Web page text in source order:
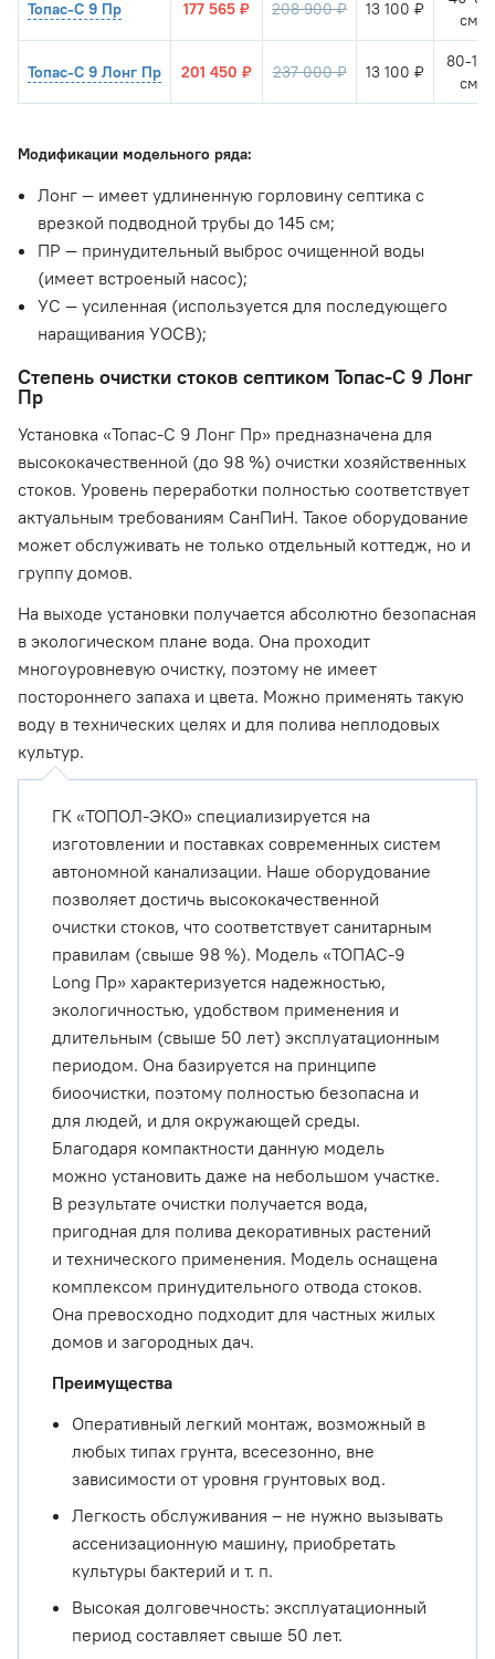
Топас-С 9 Пр 177 565 ₽ 208 900 ₽ 13 100 ₽
см.
Топас-С 9 Лонг Пр 201 450 ₽ 237 000 ₽ 13 100 ₽
80-140
см.
Модификации модельного ряда:
Лонг — имеет удлиненную горловину септика с
врезкой подводной трубы до 145 см;
ПР — принудительный выброс очищенной воды
(имеет встроеный насос);
УС — усиленная (используется для последующего
наращивания УОСВ);
Степень очистки стоков септиком Топас-С 9 Лонг
Пр
Установка «Топас-С 9 Лонг Пр» предназначена для
высококачественной (до 98 %) очистки хозяйственных
стоков. Уровень переработки полностью соответствует
актуальным требованиям СанПиН. Такое оборудование
может обслуживать не только отдельный коттедж, но и
группу домов.
На выходе установки получается абсолютно безопасная
в экологическом плане вода. Она проходит
многоуровневую очистку, поэтому не имеет
постороннего запаха и цвета. Можно применять такую
воду в технических целях и для полива неплодовых
культур.
ГК «ТОПОЛ-ЭКО» специализируется на
изготовлении и поставках современных систем
автономной канализации. Наше оборудование
позволяет достичь высококачественной
очистки стоков, что соответствует санитарным
правилам (свыше 98 %). Модель «ТОПАС-9
Long Пр» характеризуется надежностью,
экологичностью, удобством применения и
длительным (свыше 50 лет) эксплуатационным
периодом. Она базируется на принципе
биоочистки, поэтому полностью безопасна и
для людей, и для окружающей среды.
Благодаря компактности данную модель
можно установить даже на небольшом участке.
В результате очистки получается вода,
пригодная для полива декоративных растений
и технического применения. Модель оснащена
комплексом принудительного отвода стоков.
Она превосходно подходит для частных жилых
домов и загородных дач.
Преимущества
Оперативный легкий монтаж, возможный в
любых типах грунта, всесезонно, вне
зависимости от уровня грунтовых вод.
Легкость обслуживания – не нужно вызывать
ассенизационную машину, приобретать
культуры бактерий и т. п.
Высокая долговечность: эксплуатационный
период составляет свыше 50 лет.